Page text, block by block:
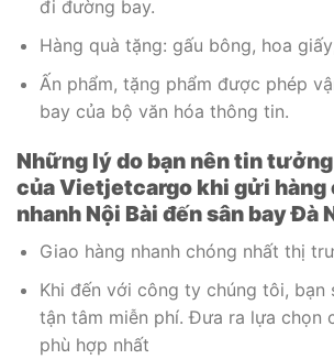
đi đường bay.
Hàng quà tặng: gấu bông, hoa
Ấn phẩm, tặng phẩm được phép
bay của bộ văn hóa thông tin.
Những lý do bạn nên tin
của Vietjetcargo khi gửi hàng
nhanh Nội Bài đến sân bay Đà
Giao hàng nhanh chóng nhất thị
Khi đến với công ty chúng tôi, bạn
tận tâm miễn phí. Đưa ra lựa chọn
phù hợp nhất